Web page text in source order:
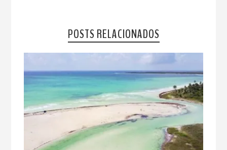
POSTS RELACIONADOS